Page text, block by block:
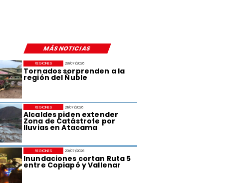
MÁS NOTICIAS
28/07/2026
Tornados sorprenden a la
región del Ñuble
REGIONES
21/07/2026
Alcaldes piden extender
Zona de Catástrofe por
lluvias en Atacama
REGIONES
20/07/2026
Inundaciones cortan Ruta 5
entre Copiapó y Vallenar
REGIONES